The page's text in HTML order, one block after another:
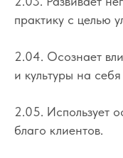
практику с целью
2.04. Осознает
и культуры на
2.05. Использует
благо клиентов.